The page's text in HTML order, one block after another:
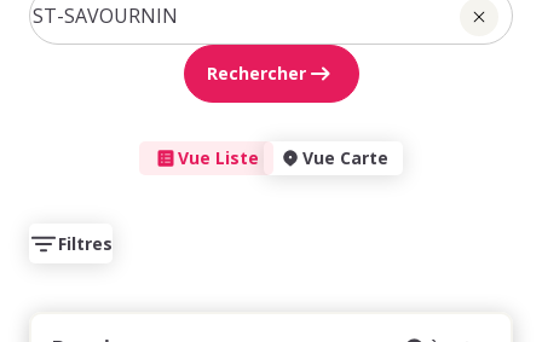
Rechercher
Vue Liste Vue Carte
Filtres